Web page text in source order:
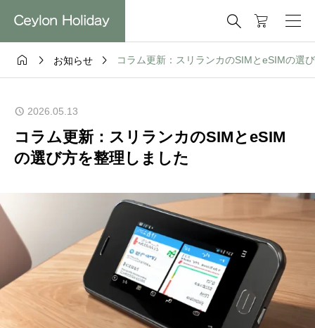

  お知らせ  コラム更新：スリランカのSIMとeSIMの選
2026.05.13
コラム更新：スリランカのSIMとeSIM
の選び方を整理しました